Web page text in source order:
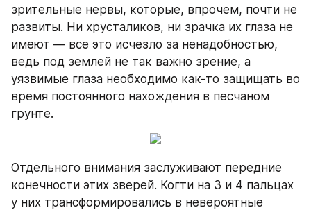
зрительные нервы, которые, впрочем, почти не
развиты. Ни хрусталиков, ни зрачка их глаза не
имеют — все это исчезло за ненадобностью,
ведь под землей не так важно зрение, а
уязвимые глаза необходимо как-то защищать во
время постоянного нахождения в песчаном
грунте.
Отдельного внимания заслуживают передние
конечности этих зверей. Когти на 3 и 4 пальцах
у них трансформировались в невероятные